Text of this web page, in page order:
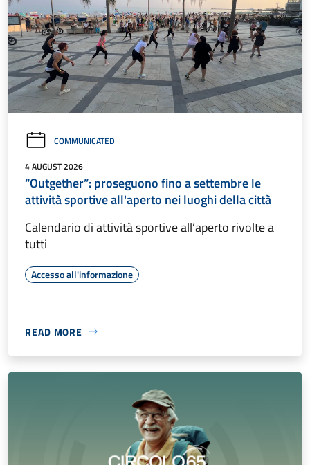
COMMUNICATED
4 AUGUST 2026
“Outgether”: proseguono fino a settembre le
attività sportive all'aperto nei luoghi della città
Calendario di attività sportive all’aperto rivolte a
tutti
Accesso all'informazione
READ MORE